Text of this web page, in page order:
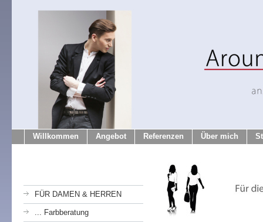
Willkommen Angebot Referenzen Über mich
FÜR DAMEN & HERREN
... Farbberatung